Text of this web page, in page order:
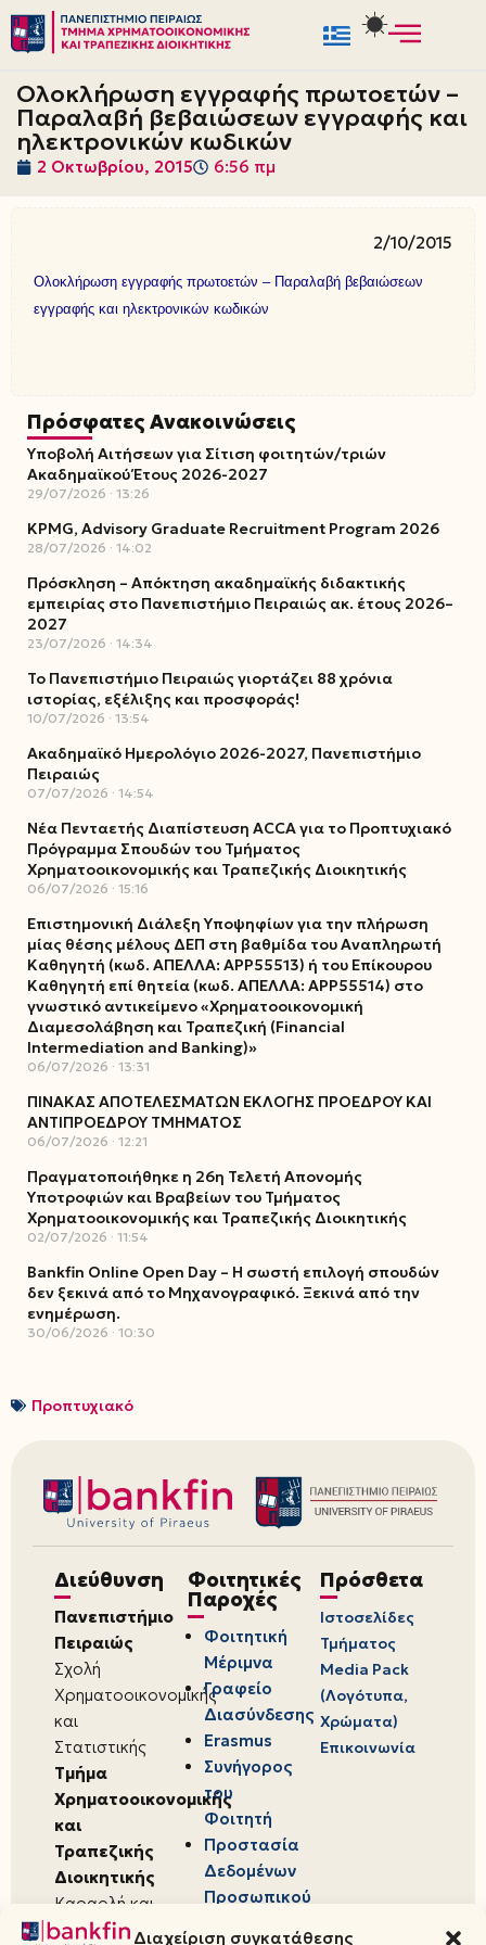
Διαχείριση συγκατάθεσης
Μεταπηδήστε
στο
περιεχόμενο
Ολοκλήρωση εγγραφής πρωτοετών –
Παραλαβή βεβαιώσεων εγγραφής και
ηλεκτρονικών κωδικών
2 Οκτωβρίου, 2015 6:56 πμ
2/10/2015
Ολοκλήρωση εγγραφής πρωτοετών – Παραλαβή βεβαιώσεων
εγγραφής και ηλεκτρονικών κωδικών
Πρόσφατες Ανακοινώσεις
Υποβολή Αιτήσεων για Σίτιση φοιτητών/τριών
Ακαδημαϊκού Έτους 2026-2027
29/07/2026 13:26
KPMG, Advisory Graduate Recruitment Program 2026
28/07/2026 14:02
Πρόσκληση – Απόκτηση ακαδημαϊκής διδακτικής
εμπειρίας στο Πανεπιστήμιο Πειραιώς ακ. έτους 2026–
2027
23/07/2026 14:34
Το Πανεπιστήμιο Πειραιώς γιορτάζει 88 χρόνια
ιστορίας, εξέλιξης και προσφοράς!
10/07/2026 13:54
Ακαδημαϊκό Ημερολόγιο 2026-2027, Πανεπιστήμιο
Πειραιώς
07/07/2026 14:54
Νέα Πενταετής Διαπίστευση ACCA για το Προπτυχιακό
Πρόγραμμα Σπουδών του Τμήματος
Χρηματοοικονομικής και Τραπεζικής Διοικητικής
06/07/2026 15:16
Επιστημονική Διάλεξη Υποψηφίων για την πλήρωση
μίας θέσης μέλους ΔΕΠ στη βαθμίδα του Αναπληρωτή
Καθηγητή (κωδ. ΑΠΕΛΛΑ: ΑΡΡ55513) ή του Επίκουρου
Καθηγητή επί θητεία (κωδ. ΑΠΕΛΛΑ: ΑΡΡ55514) στο
γνωστικό αντικείμενο «Χρηματοοικονομική
Διαμεσολάβηση και Τραπεζική (Financial
Intermediation and Banking)»
06/07/2026 13:31
ΠΙΝΑΚΑΣ ΑΠΟΤΕΛΕΣΜΑΤΩΝ ΕΚΛΟΓΗΣ ΠΡΟΕΔΡΟΥ ΚΑΙ
ΑΝΤΙΠΡΟΕΔΡΟΥ ΤΜΗΜΑΤΟΣ
06/07/2026 12:21
Πραγματοποιήθηκε η 26η Τελετή Απονομής
Υποτροφιών και Βραβείων του Τμήματος
Χρηματοοικονομικής και Τραπεζικής Διοικητικής
02/07/2026 11:54
Bankfin Online Open Day – Η σωστή επιλογή σπουδών
δεν ξεκινά από το Μηχανογραφικό. Ξεκινά από την
ενημέρωση.
30/06/2026 10:30
Προπτυχιακό
Διεύθυνση
Πανεπιστήμιο
Πειραιώς
Σχολή
Χρηματοοικονομικής
και
Στατιστικής
Τμήμα
Χρηματοοικονομικής
και
Τραπεζικής
Διοικητικής
Καραολή και
Δημητρίου 80,
Φοιτητικές
Παροχές
Φοιτητική
Μέριμνα
Γραφείο
Διασύνδεσης
Erasmus
Συνήγορος
του
Φοιτητή
Προστασία
Δεδομένων
Προσωπικού
Πρόσθετα
Ιστοσελίδες
Τμήματος
Media Pack
(Λογότυπα,
Χρώματα)
Επικοινωνία